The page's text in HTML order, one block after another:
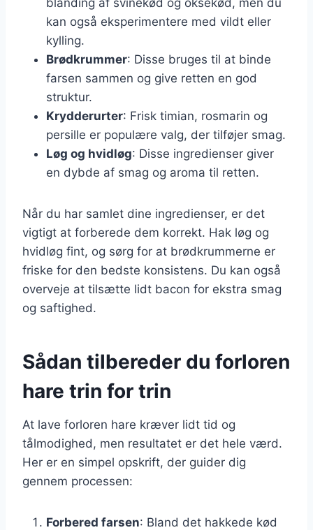
kan også eksperimentere med vildt eller
kylling.
Brødkrummer: Disse bruges til at binde
farsen sammen og give retten en god
struktur.
Krydderurter: Frisk timian, rosmarin og
persille er populære valg, der tilføjer smag.
Løg og hvidløg: Disse ingredienser giver
en dybde af smag og aroma til retten.
Når du har samlet dine ingredienser, er det
vigtigt at forberede dem korrekt. Hak løg og
hvidløg fint, og sørg for at brødkrummerne er
friske for den bedste konsistens. Du kan også
overveje at tilsætte lidt bacon for ekstra smag
og saftighed.
Sådan tilbereder du forloren
hare trin for trin
At lave forloren hare kræver lidt tid og
tålmodighed, men resultatet er det hele værd.
Her er en simpel opskrift, der guider dig
gennem processen:
Forbered farsen: Bland det hakkede kød